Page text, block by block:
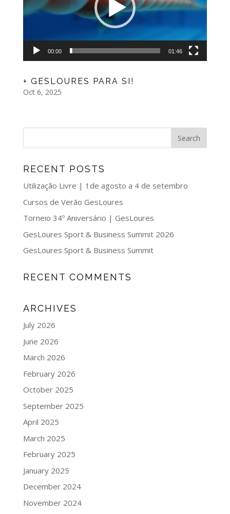
00:00 01:46
+ GESLOURES PARA SI!
Oct 6, 2025
RECENT POSTS
Utilização Livre | 1de agosto a 4 de setembro
Cursos de Verão GesLoures
Torneio 34º Aniversário | GesLoures
GesLoures Sport & Business Summit 2026
GesLoures Sport & Business Summit
RECENT COMMENTS
ARCHIVES
July 2026
June 2026
March 2026
February 2026
October 2025
September 2025
April 2025
March 2025
February 2025
January 2025
December 2024
November 2024